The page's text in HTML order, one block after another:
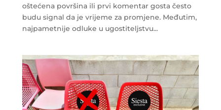
oštećena površina ili prvi komentar gosta često
budu signal da je vrijeme za promjene. Međutim,
najpametnije odluke u ugostiteljstvu...